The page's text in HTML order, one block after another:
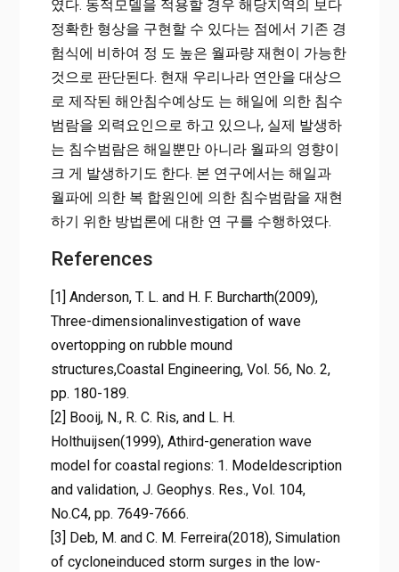
였다. 동적모델을 적용할 경우 해당지역의 보다
정확한 형상을 구현할 수 있다는 점에서 기존 경
험식에 비하여 정 도 높은 월파량 재현이 가능한
것으로 판단된다. 현재 우리나라 연안을 대상으
로 제작된 해안침수예상도 는 해일에 의한 침수
범람을 외력요인으로 하고 있으나, 실제 발생하
는 침수범람은 해일뿐만 아니라 월파의 영향이
크 게 발생하기도 한다. 본 연구에서는 해일과
월파에 의한 복 합원인에 의한 침수범람을 재현
하기 위한 방법론에 대한 연 구를 수행하였다.
References
[1] Anderson, T. L. and H. F. Burcharth(2009),
Three-dimensionalinvestigation of wave
overtopping on rubble mound
structures,Coastal Engineering, Vol. 56, No. 2,
pp. 180-189.
[2] Booij, N., R. C. Ris, and L. H.
Holthuijsen(1999), Athird-generation wave
model for coastal regions: 1. Modeldescription
and validation, J. Geophys. Res., Vol. 104,
No.C4, pp. 7649-7666.
[3] Deb, M. and C. M. Ferreira(2018), Simulation
of cycloneinduced storm surges in the low-